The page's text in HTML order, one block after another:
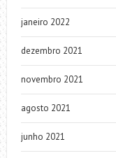
janeiro 2022
dezembro 2021
novembro 2021
agosto 2021
junho 2021